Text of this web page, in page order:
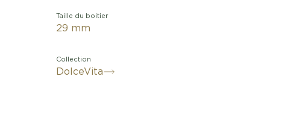
Taille du boitier
29 mm
Collection
DolceVita